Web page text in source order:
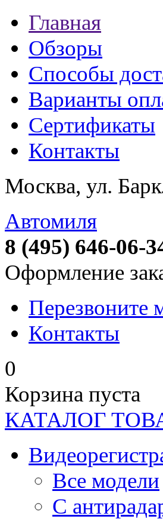
Главная
Обзоры
Способы
Варианты
Сертификаты
Контакты
Москва, ул.
Автомиля
8 (495) 646-06-
Оформление
Перезвоните
Контакты
0
Корзина пуста
КАТАЛОГ
Все модели
C